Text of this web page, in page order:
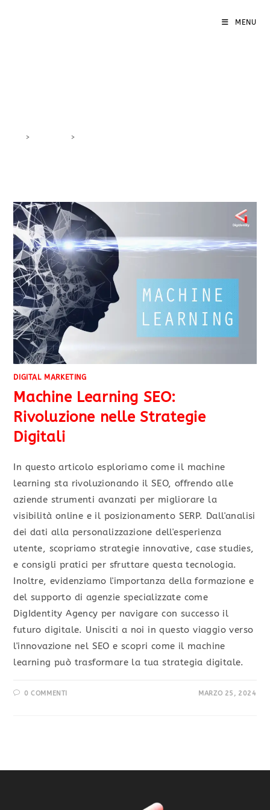
MENU
> >
DIGITAL MARKETING
Machine Learning SEO:
Rivoluzione nelle Strategie
Digitali
In questo articolo esploriamo come il machine
learning sta rivoluzionando il SEO, offrendo alle
aziende strumenti avanzati per migliorare la
visibilità online e il posizionamento SERP. Dall'analisi
dei dati alla personalizzazione dell'esperienza
utente, scopriamo strategie innovative, case studies,
e consigli pratici per sfruttare questa tecnologia.
Inoltre, evidenziamo l'importanza della formazione e
del supporto di agenzie specializzate come
DigIdentity Agency per navigare con successo il
futuro digitale. Unisciti a noi in questo viaggio verso
l'innovazione nel SEO e scopri come il machine
learning può trasformare la tua strategia digitale.
0 COMMENTI MARZO 25, 2024